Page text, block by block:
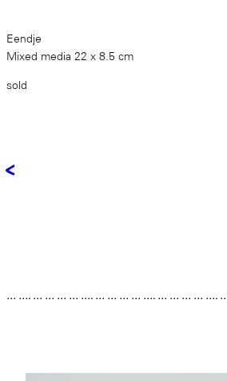
Eendje
Mixed media 22 x 8.5 cm
sold
<
… …. … … … … …. … … … … …. … … … … ….